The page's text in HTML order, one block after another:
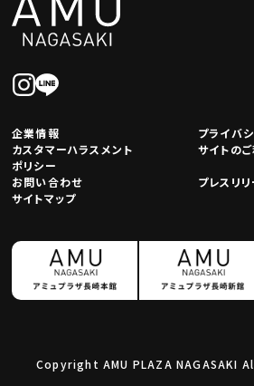
企業情報
プライバ
カスタマーハラスメント
ポリシー
サイトの
お問い合わせ
プレスリリ
サイトマップ
Copyright AMU PLAZA NAGASAKI